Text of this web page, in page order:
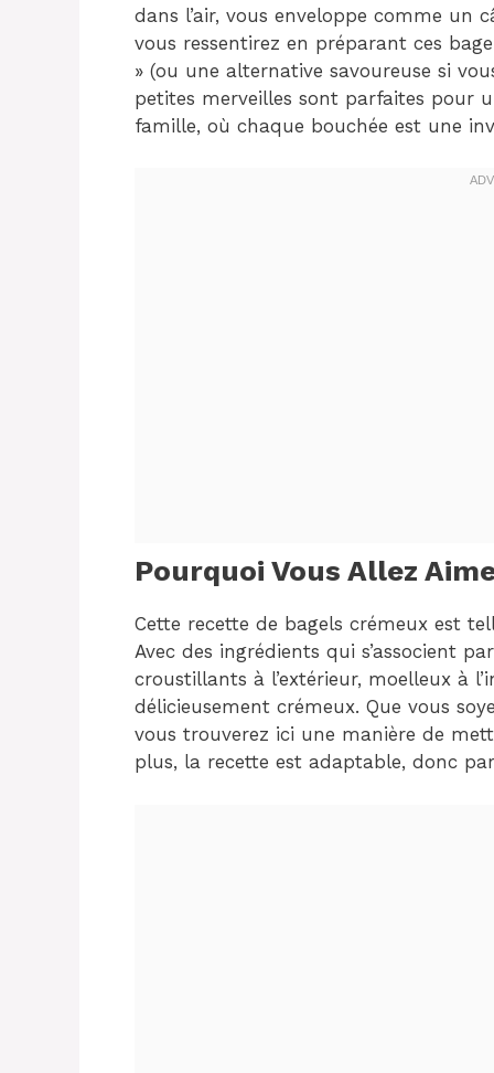
dans l’air, vous enveloppe comme un
vous ressentirez en préparant ces
» (ou une alternative savoureuse si
petites merveilles sont parfaites pour
famille, où chaque bouchée est une
Pourquoi Vous Allez
Cette recette de bagels crémeux est
Avec des ingrédients qui s’associent
croustillants à l’extérieur, moelleux à
délicieusement crémeux. Que vous
vous trouverez ici une manière de
plus, la recette est adaptable, donc